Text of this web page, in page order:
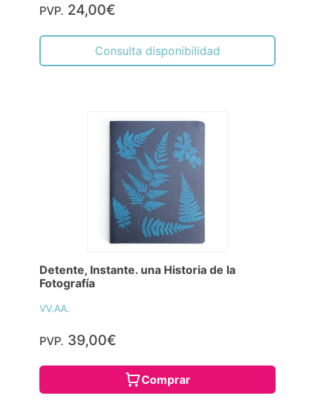
PVP. 24,00€
Consulta disponibilidad
Detente, Instante. una Historia de la
Fotografía
VV.AA.
PVP. 39,00€
Comprar